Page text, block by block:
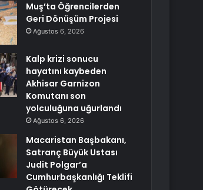
Muş’ta Öğrencilerden
Geri Dönüşüm Projesi
Ağustos 6, 2026
Kalp krizi sonucu
hayatını kaybeden
Akhisar Garnizon
Komutanı son
yolculuğuna uğurlandı
Ağustos 6, 2026
Macaristan Başbakanı,
Satranç Büyük Ustası
Judit Polgar’a
Cumhurbaşkanlığı Teklifi